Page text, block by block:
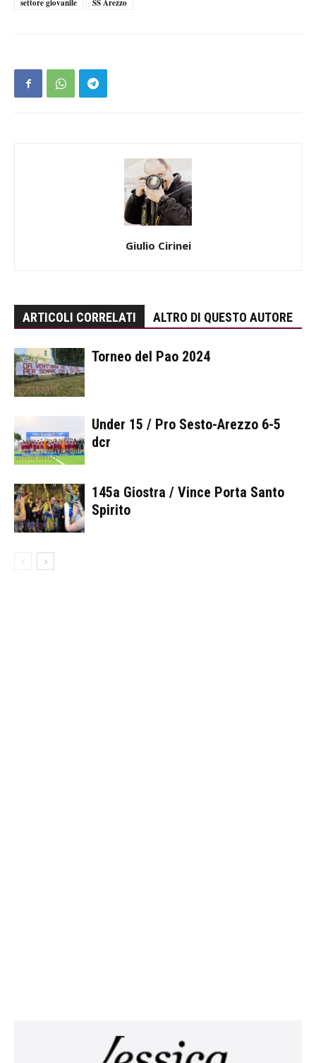
settore giovanile
SS Arezzo
Giulio Cirinei
ARTICOLI CORRELATI ALTRO DI QUESTO AUTORE
Torneo del Pao 2024
Under 15 / Pro Sesto-Arezzo 6-5
dcr
145a Giostra / Vince Porta Santo
Spirito